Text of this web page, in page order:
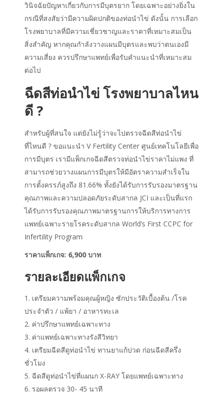
วินิจฉัยปัญหาเกี่ยวกับการมีบุตรยาก โดยเฉพาะอย่างยิ่งใน
กรณีที่สงสัยว่ามีความผิดปกติของท่อนำไข่ ดังนั้น การเลือก
โรงพยาบาลที่มีความเชี่ยวชาญและราคาที่เหมาะสมเป็น
สิ่งสำคัญ หากคุณกำลังวางแผนมีบุตรและพบว่าตนเองมี
ความเสี่ยง ควรปรึกษาแพทย์เพื่อรับคำแนะนำที่เหมาะสม
ต่อไป
ฉีดสีท่อนำไข่ โรงพยาบาลไหน
ดี ?
สำหรับผู้ที่สนใจ แต่ยังไม่รู้ว่าจะไปตรวจฉีดสีท่อนำไข่
ที่ไหนดี ? ขอแนะนำ V Fertility Center ศูนย์เทคโนโลยีเพื่อ
การมีบุตร เรามีแพ็กเกจฉีดสีตรวจท่อนำไข่ราคาไม่แพง ที่
สามารถช่วยวางแผนการมีบุตรให้มีอัตราความสำเร็จใน
การตั้งครรภ์สูงถึง 81.66% ทั้งยังได้รับการรับรองมาตรฐาน
คุณภาพและความปลอดภัยระดับสากล JCI และเป็นที่แรก
ได้รับการรับรองคุณภาพมาตรฐานการให้บริการทางการ
แพทย์เฉพาะรายโรคระดับสากล World’s First CCPC for
Infertility Program
ราคาแพ็กเกจ: 6,900 บาท
รายละเอียดแพ็กเกจ
เตรียมความพร้อมคุณผู้หญิง ซักประวัติเบื้องต้น /โรค
ประจำตัว / แพ้ยา / อาหารทะเล
ค่าปรึกษาแพทย์เฉพาะทาง
ค่าแพทย์เฉพาะทางรังสีวิทยา
เตรียมฉีดสีดูท่อนำไข่ ทานยาแก้ปวด ก่อนฉีดสีครึ่ง
ชั่วโมง
ฉีดสีดูท่อนำไข่ที่แผนก X-RAY โดยแพทย์เฉพาะทาง
รอผลตรวจ 30- 45 นาที